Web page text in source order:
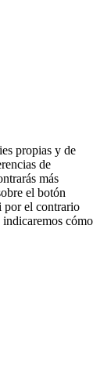
propias y de
de
más
el botón
por el contrario
cómo